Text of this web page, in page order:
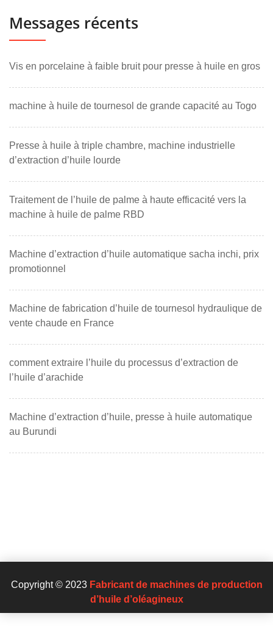
Messages récents
Vis en porcelaine à faible bruit pour presse à huile en gros
machine à huile de tournesol de grande capacité au Togo
Presse à huile à triple chambre, machine industrielle
d’extraction d’huile lourde
Traitement de l’huile de palme à haute efficacité vers la
machine à huile de palme RBD
Machine d’extraction d’huile automatique sacha inchi, prix
promotionnel
Machine de fabrication d’huile de tournesol hydraulique de
vente chaude en France
comment extraire l’huile du processus d’extraction de
l’huile d’arachide
Machine d’extraction d’huile, presse à huile automatique
au Burundi
Copyright © 2023 Fabricant de machines de production
d’huile d’oléagineux